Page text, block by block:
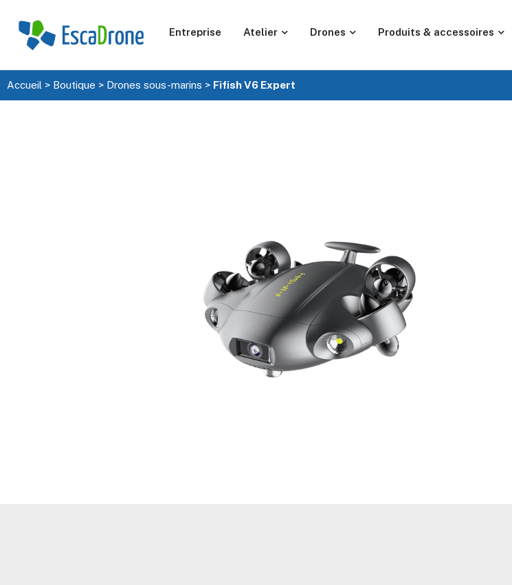
Entreprise Atelier Drones Produits & accessoires
Accueil > Boutique > Drones sous-marins > Fifish V6 Expert